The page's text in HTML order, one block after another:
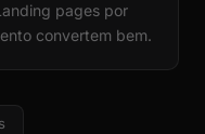
pages por
convertem bem.